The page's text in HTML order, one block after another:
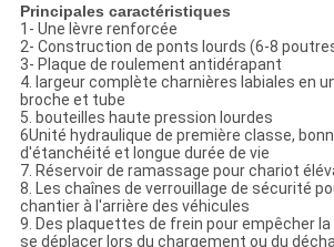
Principales caractéristiques
1- Une lèvre renforcée
2- Construction de ponts lourds (6-8
3- Plaque de roulement antidérapant
4. largeur complète charnières labiales en
broche et tube
5. bouteilles haute pression lourdes
6Unité hydraulique de première classe,
d'étanchéité et longue durée de vie
7. Réservoir de ramassage pour chariot
8. Les chaînes de verrouillage de sécurité
chantier à l'arrière des véhicules
9. Des plaquettes de frein pour empêcher la
se déplacer lors du chargement ou du